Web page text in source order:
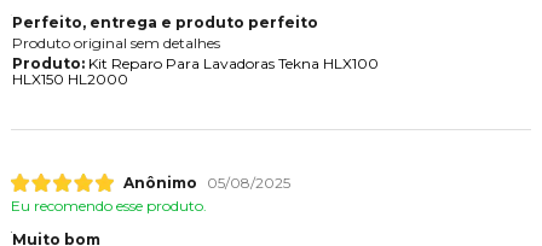
Perfeito, entrega e produto perfeito
Produto original sem detalhes
Produto:Kit Reparo Para Lavadoras Tekna HLX100
HLX150 HL2000
Anônimo
05/08/2025
Eu recomendo esse produto.
Muito bom